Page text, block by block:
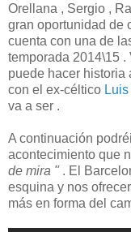
Orellana , Sergio ,
gran oportunidad de
cuenta con una de
temporada 2014\15
puede hacer historia
con el ex-céltico
va a ser .
A continuación
acontecimiento que
de mira " . El
esquina y nos
más en forma del